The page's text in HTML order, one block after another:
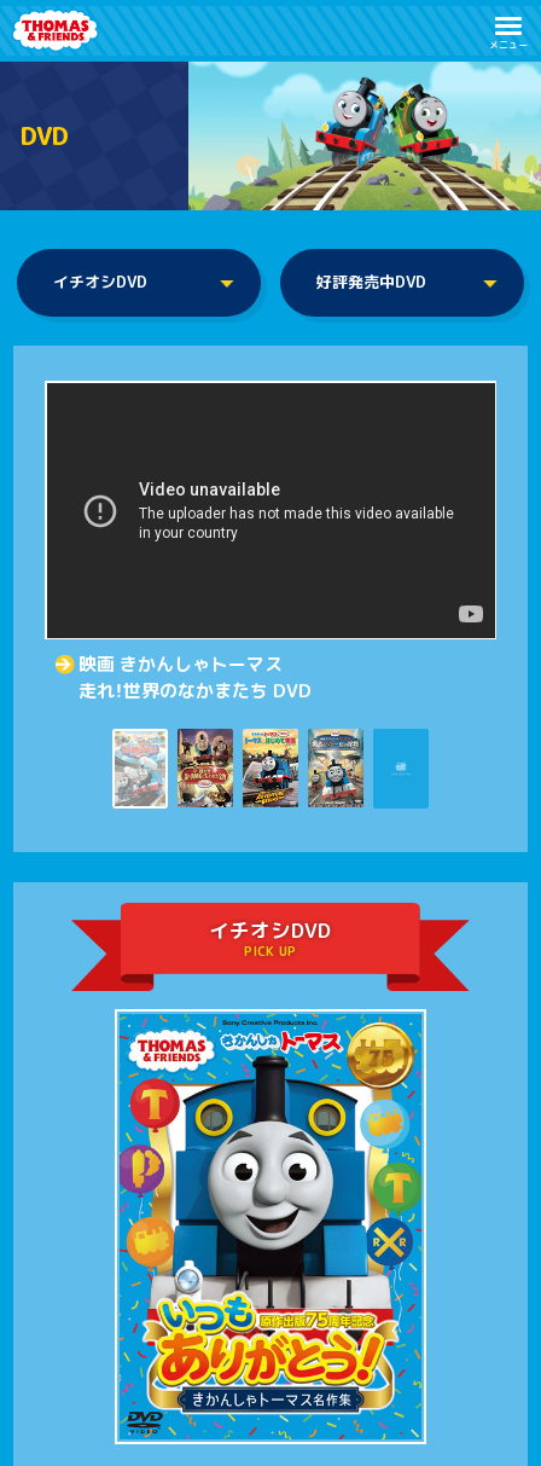
メニュー
DVD
イチオシDVD 好評発売中DVD
映画 きかんしゃトーマス
走れ！世界のなかまたち DVD
イチオシDVD
PICK UP